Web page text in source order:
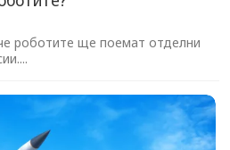
роботите ще поемат отделни